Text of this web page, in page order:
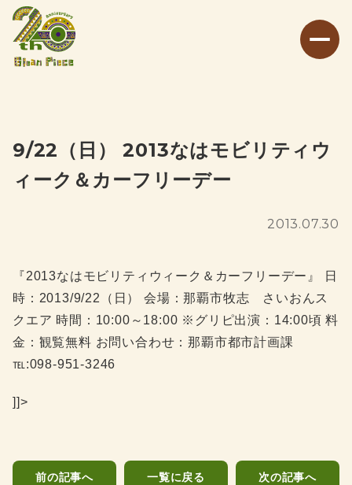
9/22（日） 2013なはモビリティウ
ィーク＆カーフリーデー
2013.07.30
『2013なはモビリティウィーク＆カーフリーデー』 日
時：2013/9/22（日） 会場：那覇市牧志 さいおんス
クエア 時間：10:00～18:00 ※グリピ出演：14:00頃 料
金：観覧無料 お問い合わせ：那覇市都市計画課
℡:098-951-3246
]]>
前の記事へ 一覧に戻る 次の記事へ